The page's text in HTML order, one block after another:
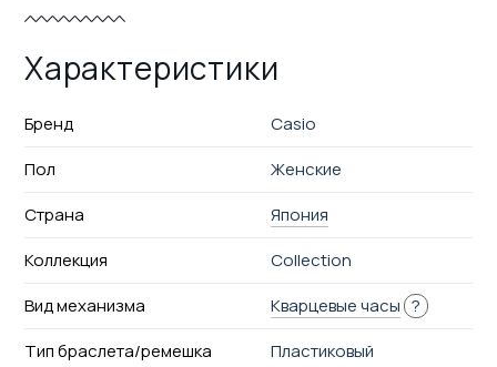
Характеристики
Бренд
Casio
Пол
Женские
Страна
Япония
Коллекция
Collection
Вид механизма
Кварцевые часы ?
Тип браслета/ремешка
Пластиковый